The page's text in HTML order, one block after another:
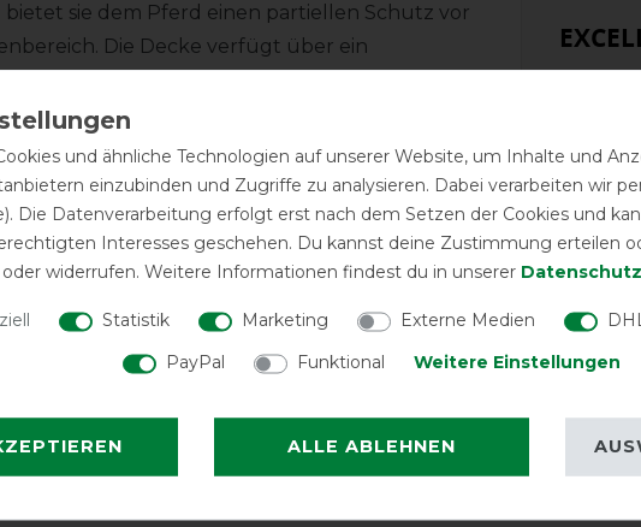
sie dem Pferd einen partiellen Schutz vor
Die Decke verfügt über ein
Klettverschluss, Schweiflatz, Schweifriemen
Die Fliegendecke Rain ist rutschfest und
Sitz. Mit der Fliegendecke Rain mit Halsteil
im Frühjahr und Sommer optimal genießen.
LATEST
Gut für
und ähnliche Technologien auf unserer Website, um Inhalte und
einzubinden und Zugriffe zu analysieren. Dabei verarbeiten wir
Die Datenverarbeitung erfolgt erst nach dem Setzen der Cookies und
Interesses geschehen. Du kannst deine Zustimmung erteilen
widerrufen. Weitere Informationen findest du in unserer
Statistik Marketing Externe Medien
PayPal
Funktional Weitere Einstellungen
ALLE ABLEHNEN